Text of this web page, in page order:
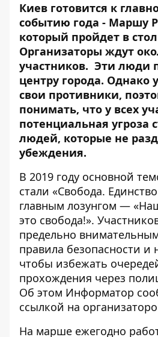
Киев готовится к
событию года - Маршу
который пройдет в
Организаторы ждут
участников. Эти люди
центру города. Однако
свои противники,
понимать, что у всех
потенциальная угроза
людей, которые не
убеждения.
В 2019 году основной
стали «Свобода.
главным лозунгом —
это свобода!».
предельно
правила безопасности и
чтобы избежать
прохождения через
Об этом Информатор
ссылкой на
На марше ежегодно